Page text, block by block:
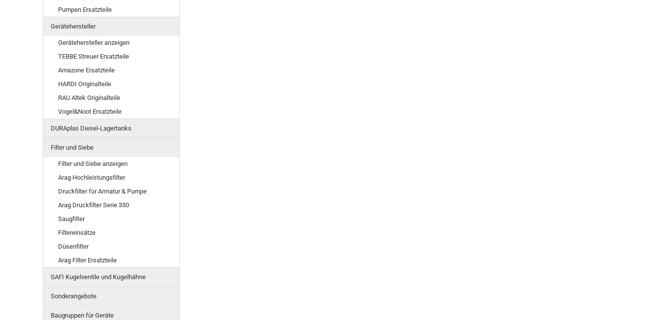
Pumpen Ersatzteile
Gerätehersteller
Gerätehersteller anzeigen
TEBBE Streuer Ersatzteile
Amazone Ersatzteile
HARDI Originalteile
RAU Altek Originalteile
Vogel&Noot Ersatzteile
DURAplas Diesel-Lagertanks
Filter und Siebe
Filter und Siebe anzeigen
Arag Hochleistungsfilter
Druckfilter für Armatur & Pumpe
Arag Druckfilter Serie 330
Saugfilter
Filtereinsätze
Düsenfilter
Arag Filter Ersatzteile
SAFI Kugelventile und Kugelhähne
Sonderangebote
Baugruppen für Geräte